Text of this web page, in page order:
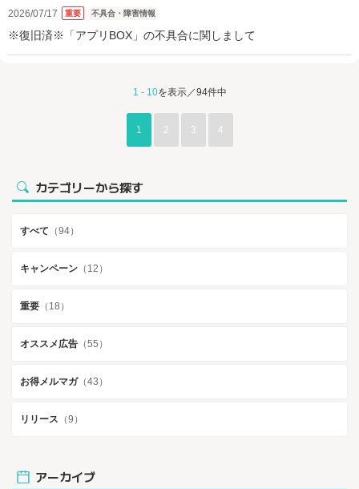
2026/07/17 重要 不具合・障害情報
※復旧済※「アプリBOX」の不具合に関しまして
1 - 10を表示／94件中
1 2 3 4
カテゴリーから探す
すべて （94）
キャンペーン （12）
重要 （18）
オススメ広告 （55）
お得メルマガ（43）
リリース （9）
アーカイブ